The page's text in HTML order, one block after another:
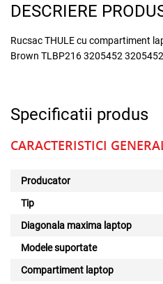
DESCRIERE
Rucsac THULE cu compartiment
Brown TLBP216 3205452 3205452
Specificatii produs
CARACTERISTICI
Producator
Tip
Diagonala maxima laptop
Modele suportate
Compartiment laptop